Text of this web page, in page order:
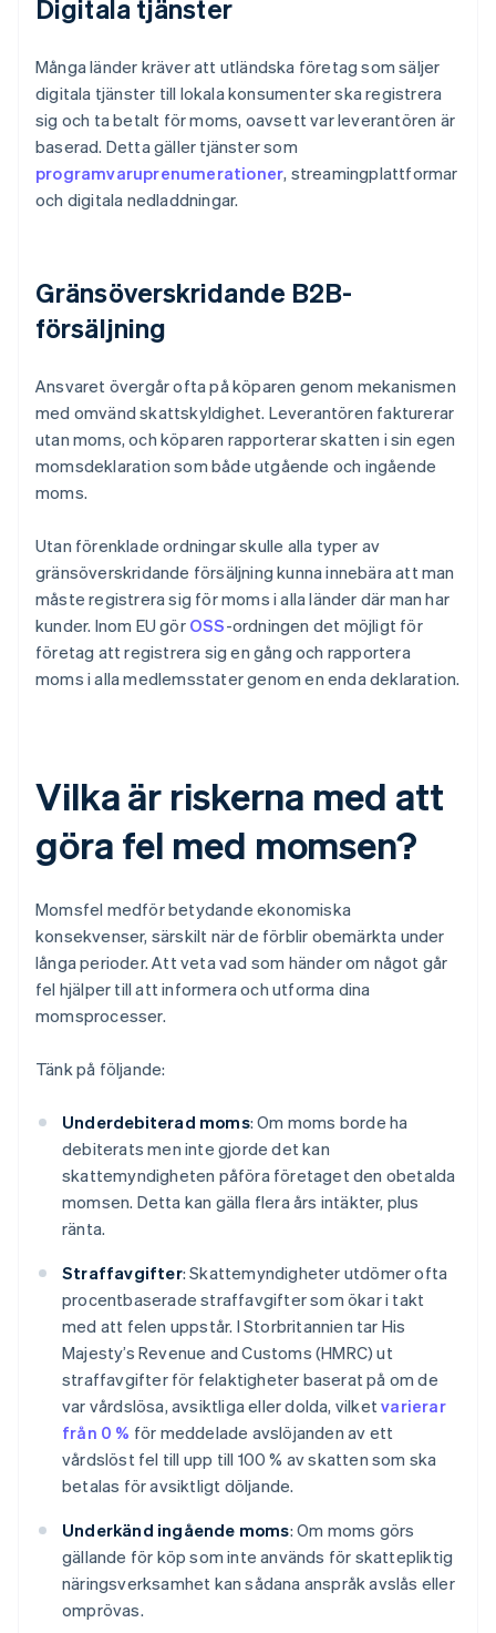
Digitala tjänster
Många länder kräver att utländska företag som säljer
digitala tjänster till lokala konsumenter ska registrera
sig och ta betalt för moms, oavsett var leverantören är
baserad. Detta gäller tjänster som
programvaruprenumerationer, streamingplattformar
och digitala nedladdningar.
Gränsöverskridande B2B-
försäljning
Ansvaret övergår ofta på köparen genom mekanismen
med omvänd skattskyldighet. Leverantören fakturerar
utan moms, och köparen rapporterar skatten i sin egen
momsdeklaration som både utgående och ingående
moms.
Utan förenklade ordningar skulle alla typer av
gränsöverskridande försäljning kunna innebära att man
måste registrera sig för moms i alla länder där man har
kunder. Inom EU gör OSS-ordningen det möjligt för
företag att registrera sig en gång och rapportera
moms i alla medlemsstater genom en enda deklaration.
Vilka är riskerna med att
göra fel med momsen?
Momsfel medför betydande ekonomiska
konsekvenser, särskilt när de förblir obemärkta under
långa perioder. Att veta vad som händer om något går
fel hjälper till att informera och utforma dina
momsprocesser.
Tänk på följande:
Underdebiterad moms: Om moms borde ha
debiterats men inte gjorde det kan
skattemyndigheten påföra företaget den obetalda
momsen. Detta kan gälla flera års intäkter, plus
ränta.
Straffavgifter: Skattemyndigheter utdömer ofta
procentbaserade straffavgifter som ökar i takt
med att felen uppstår. I Storbritannien tar His
Majesty’s Revenue and Customs (HMRC) ut
straffavgifter för felaktigheter baserat på om de
var vårdslösa, avsiktliga eller dolda, vilketvarierar
från 0 % för meddelade avslöjanden av ett
vårdslöst fel till upp till 100 % av skatten som ska
betalas för avsiktligt döljande.
Underkänd ingående moms: Om moms görs
gällande för köp som inte används för skattepliktig
näringsverksamhet kan sådana anspråk avslås eller
omprövas.